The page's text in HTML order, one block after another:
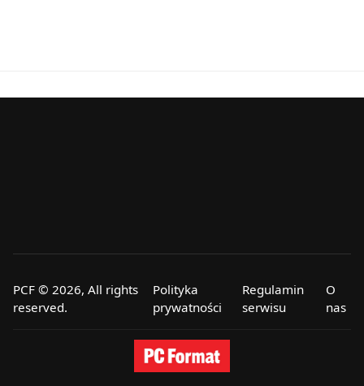
PCF © 2026, All rights
reserved.
Polityka
prywatności
Regulamin
serwisu
O
nas